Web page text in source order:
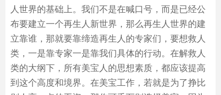
人世界的基础上。我们不是在喊口号，而是已经公
布要建立一个再生人新世界，那么再生人世界的建
立靠谁，那就要靠缔造再生人的专家们，要想救人
类，一是靠专家一是靠我们具体的行动。在解救人
类的大纲下，所有美宝人的思想素质，都应该提高
到这个高度和境界。在美宝工作，若就是为了挣比